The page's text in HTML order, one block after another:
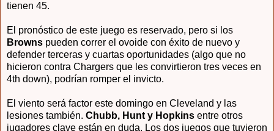
tienen 45.
El pronóstico de este juego es reservado, pero si los
Browns pueden correr el ovoide con éxito de nuevo y
defender terceras y cuartas oportunidades (algo que no
hicieron contra Chargers que les convirtieron tres veces en
4th down), podrían romper el invicto.
El viento será factor este domingo en Cleveland y las
lesiones también. Chubb, Hunt y Hopkins entre otros
jugadores clave están en duda. Los dos juegos que tuvieron